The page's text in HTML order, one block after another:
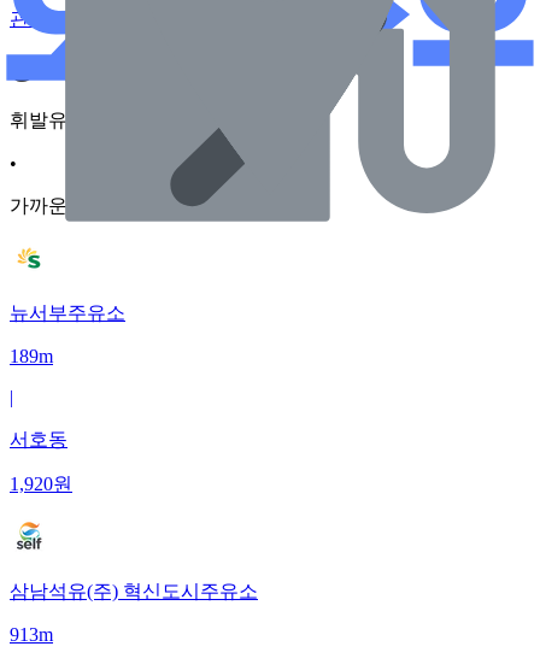
관리하기
휘발유
•
가까운순
뉴서부주유소
189m
|
서호동
1,920원
삼남석유(주) 혁신도시주유소
913m